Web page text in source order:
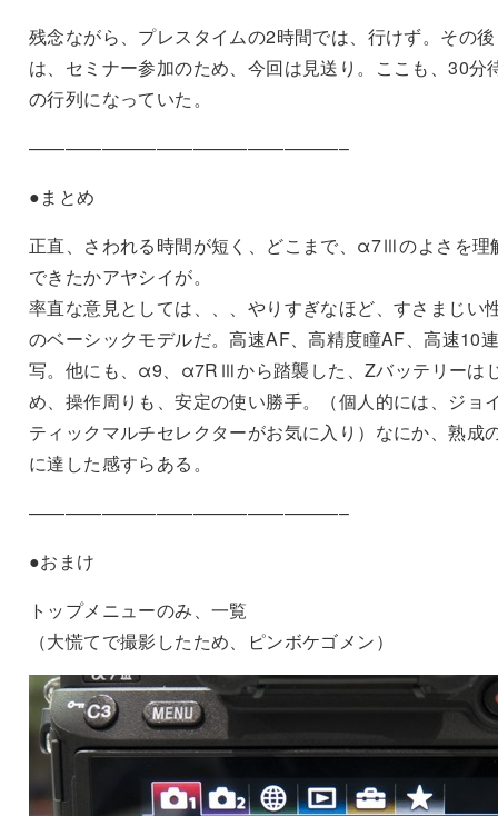
残念ながら、プレスタイムの2時間では、行けず。その後
は、セミナー参加のため、今回は見送り。ここも、30分
の行列になっていた。
—————————————————–
●まとめ
正直、さわれる時間が短く、どこまで、α7Ⅲのよさを理
できたかアヤシイが。
率直な意見としては、、、やりすぎなほど、すさまじい
のベーシックモデルだ。高速AF、高精度瞳AF、高速10
写。他にも、α9、α7RⅢから踏襲した、Zバッテリーは
め、操作周りも、安定の使い勝手。（個人的には、ジョ
ティックマルチセレクターがお気に入り）なにか、熟成
に達した感すらある。
—————————————————–
●おまけ
トップメニューのみ、一覧
（大慌てで撮影したため、ピンボケゴメン）